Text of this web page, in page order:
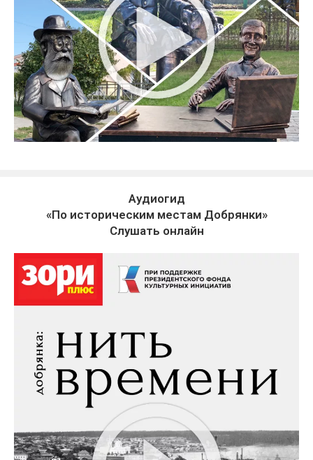
Аудиогид
«По историческим местам Добрянки»
Слушать онлайн